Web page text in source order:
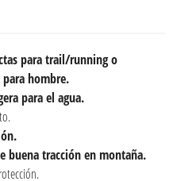
para trail/running o
hombre.
para el agua.
buena tracción en montaña.